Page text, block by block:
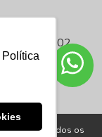
Política
2128.8202
da Reitoria -
Pelotas. Todos os